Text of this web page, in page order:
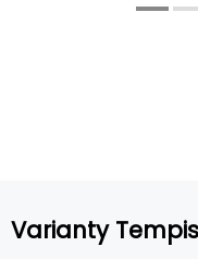
Varianty